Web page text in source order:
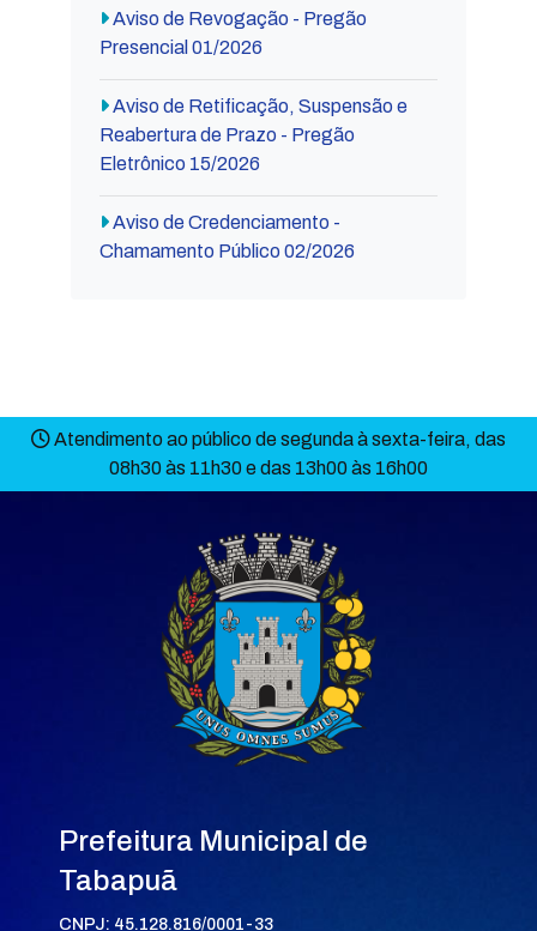
Aviso de Revogação - Pregão
Presencial 01/2026
Aviso de Retificação, Suspensão e
Reabertura de Prazo - Pregão
Eletrônico 15/2026
Aviso de Credenciamento -
Chamamento Público 02/2026
Atendimento ao público de segunda à sexta-feira, das
08h30 às 11h30 e das 13h00 às 16h00
Prefeitura Municipal de
Tabapuã
CNPJ: 45.128.816/0001-33